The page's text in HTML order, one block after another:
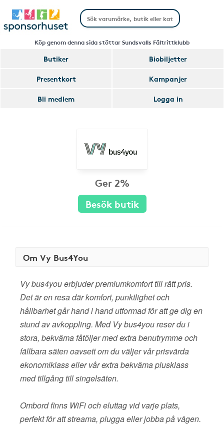
Köp genom denna sida stöttar Sundsvalls Fältrittklubb
Butiker
Biobiljetter
Presentkort
Kampanjer
Bli medlem
Logga in
Ger 2%
Besök butik
Om Vy Bus4You
Vy bus4you erbjuder premiumkomfort till rätt pris.
Det är en resa där komfort, punktlighet och
hållbarhet går hand i hand utformad för att ge dig en
stund av avkoppling. Med Vy bus4you reser du i
stora, bekväma fåtöljer med extra benutrymme och
fällbara säten oavsett om du väljer vår prisvärda
ekonomiklass eller vår extra bekväma plusklass
med tillgång till singelsäten.
Ombord finns WiFi och eluttag vid varje plats,
perfekt för att streama, plugga eller jobba på vägen.